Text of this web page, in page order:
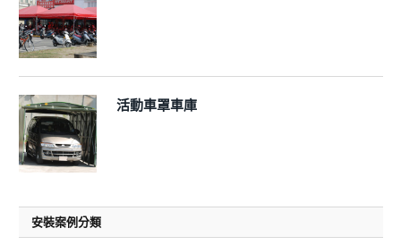
活動車罩車庫
安裝案例分類